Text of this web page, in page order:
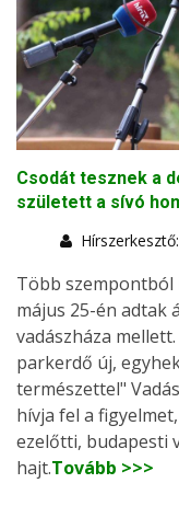
Csodát tesznek a
született a sívó
Több szempontból
május 25-én adtak
vadászháza
parkerdő új,
természettel"
hívja fel a
ezelőtti, budapesti
hajt.Tovább >>>